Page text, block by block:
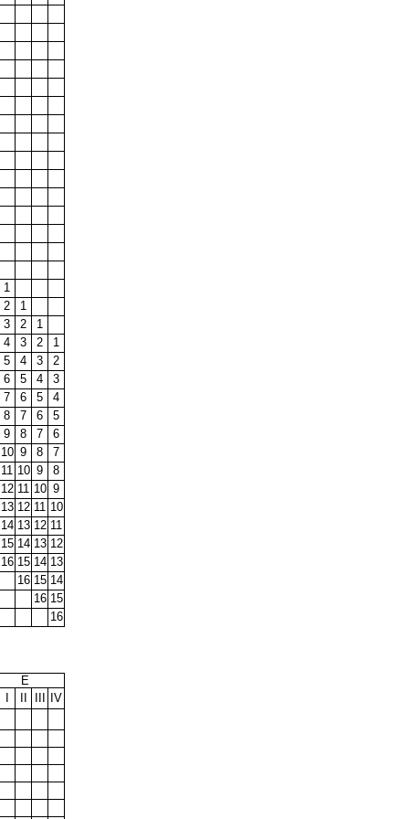
1
2
1
3 2
1
4 3 2
1
5 4 3
2
6 5 4
3
7 6 5
4
8 7 6
5
9 8 7
6
10 9 8
7
11 10 9
8
12 11 10 9
13 12 11 10
14 13 12 11
15 14 13 12
16 15 14 13
16 15 14
16 15
16
E
IV